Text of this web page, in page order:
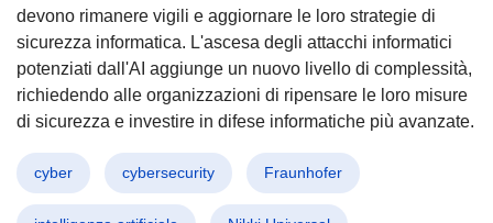
devono rimanere vigili e aggiornare le loro strategie di
sicurezza informatica. L'ascesa degli attacchi informatici
potenziati dall'AI aggiunge un nuovo livello di complessità,
richiedendo alle organizzazioni di ripensare le loro misure
di sicurezza e investire in difese informatiche più avanzate.
cyber cybersecurity Fraunhofer